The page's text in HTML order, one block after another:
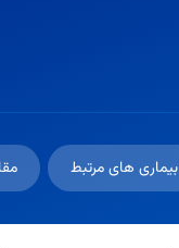
بیماری های مرتبط